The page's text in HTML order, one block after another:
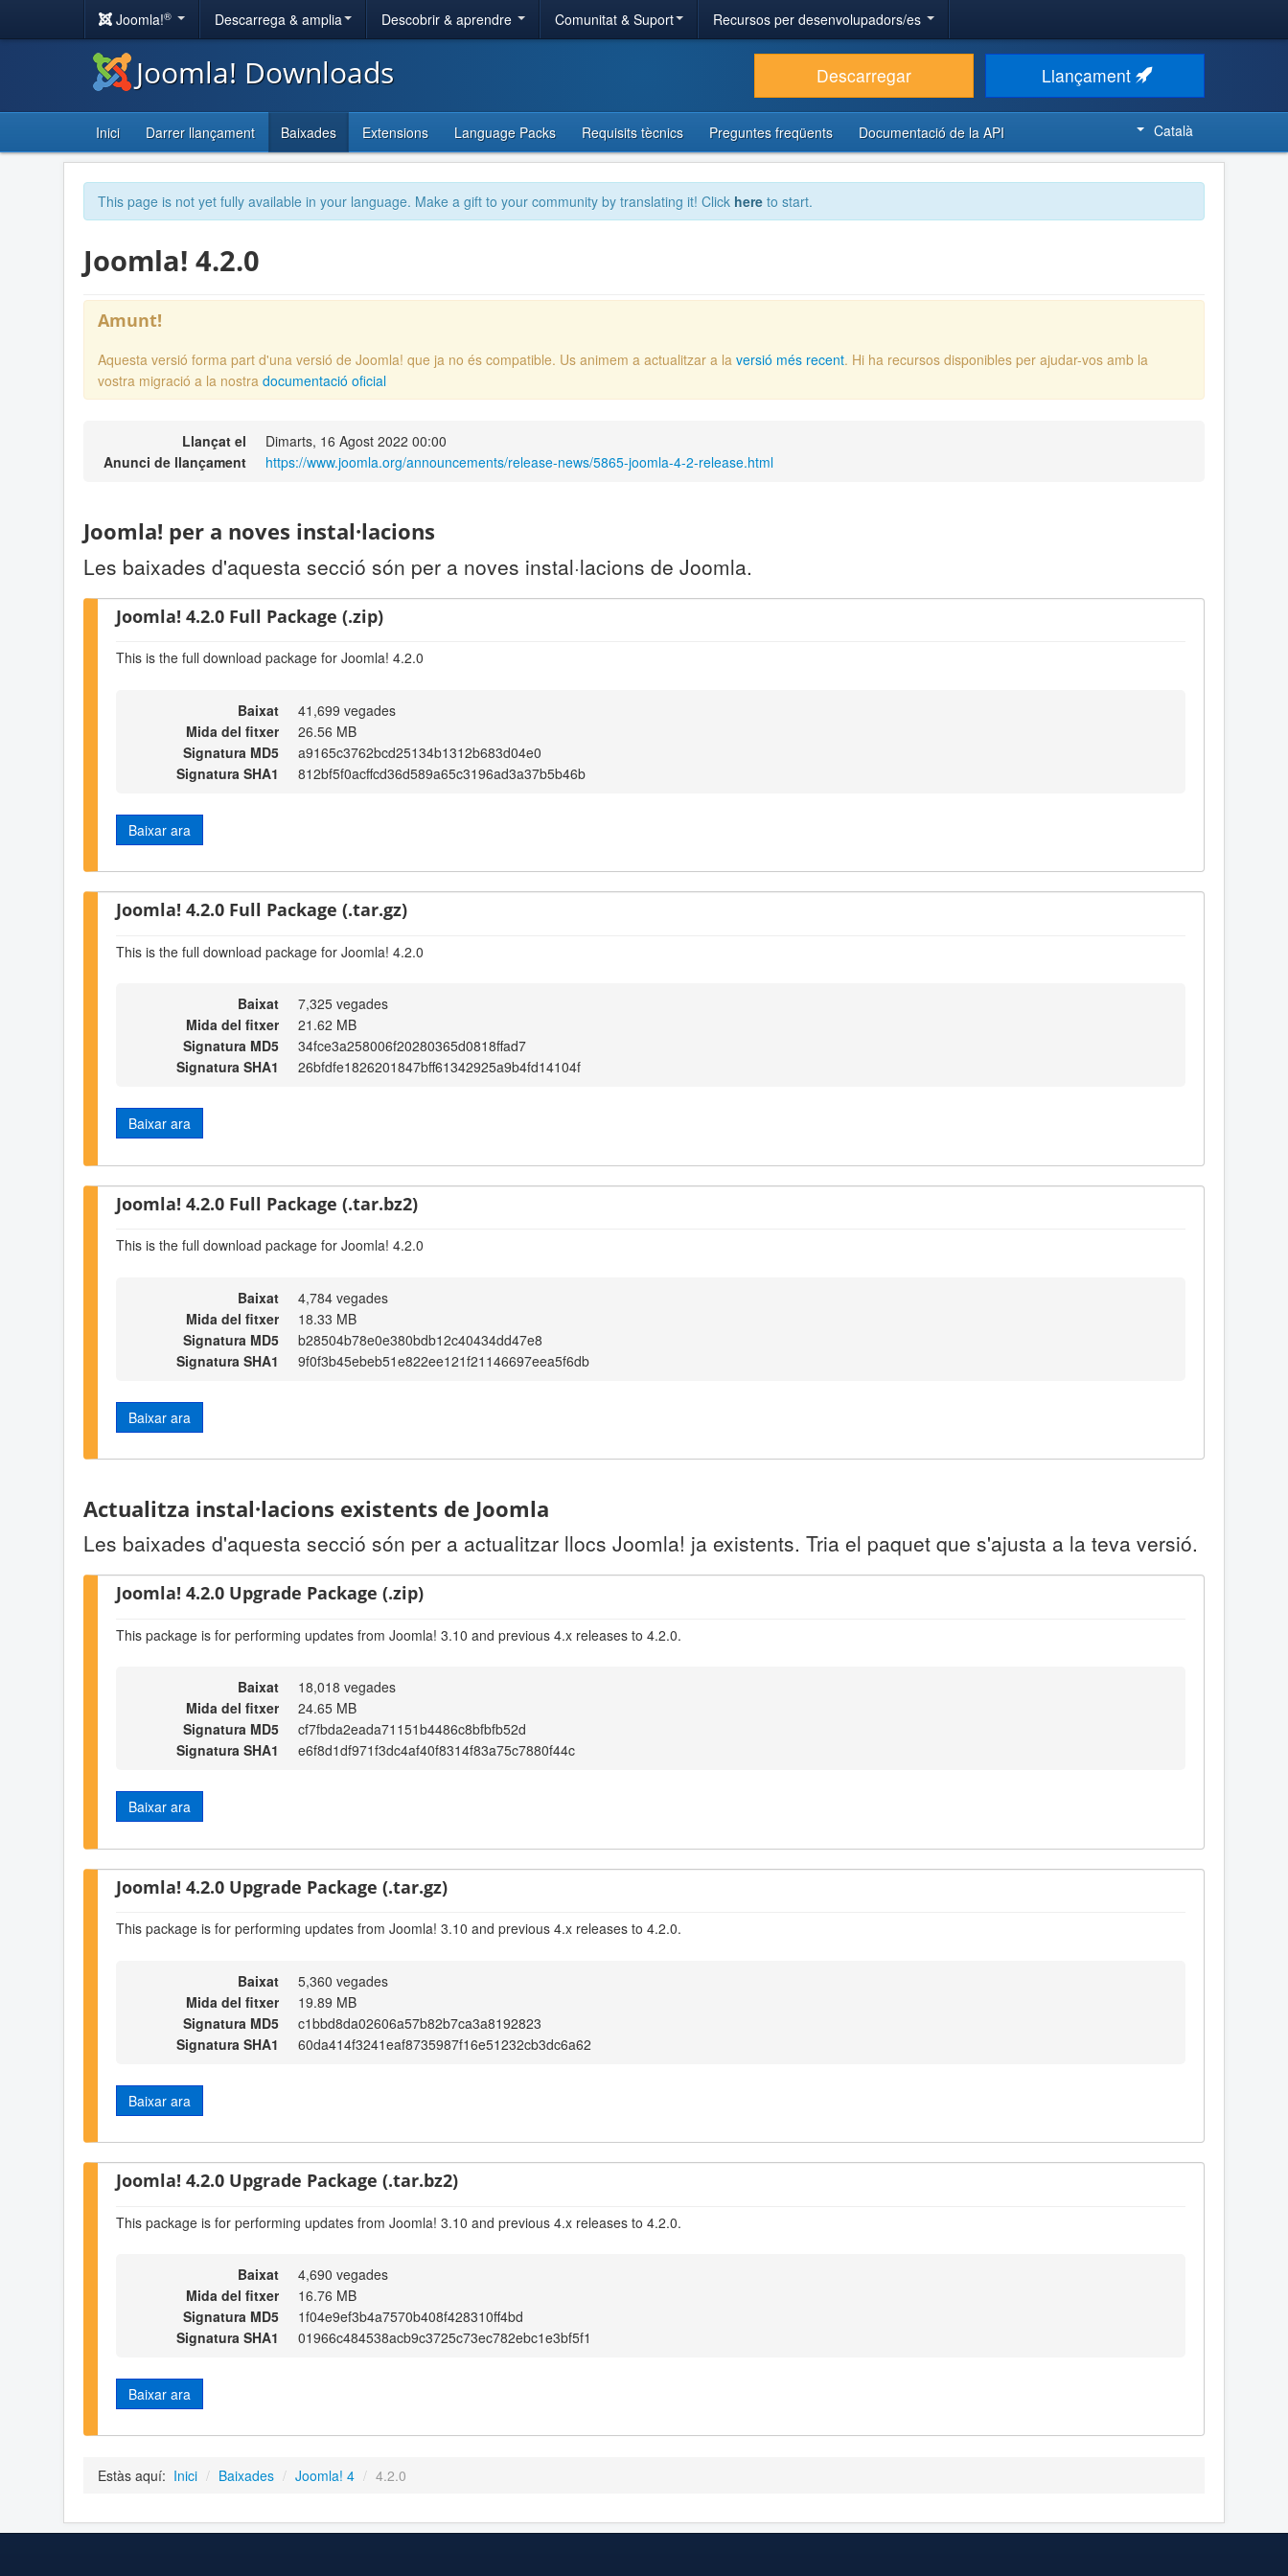
Joomla!® Descarrega & amplia Descobrir & aprendre Comunitat & Suport Recursos per desenvolupadors/es
Joomla! Downloads Descarregar Llançament
Inici Darrer llançament Baixades Extensions Language Packs Requisits tècnics Preguntes freqüents Documentació de la API Català
This page is not yet fully available in your language. Make a gift to your community by translating it! Click here to start.
Joomla! 4.2.0
Amunt!
Aquesta versió forma part d'una versió de Joomla! que ja no és compatible. Us animem a actualitzar a la versió més recent. Hi ha recursos disponibles per ajudar-vos amb la
vostra migració a la nostra documentació oficial
Llançat el
Dimarts, 16 Agost 2022 00:00
Anunci de llançament
https://www.joomla.org/announcements/release-news/5865-joomla-4-2-release.html
Joomla! per a noves instal·lacions
Les baixades d'aquesta secció són per a noves instal·lacions de Joomla.
Joomla! 4.2.0 Full Package (.zip)
This is the full download package for Joomla! 4.2.0
Baixat
41,699 vegades
Mida del fitxer
26.56 MB
Signatura MD5
a9165c3762bcd25134b1312b683d04e0
Signatura SHA1
812bf5f0acffcd36d589a65c3196ad3a37b5b46b
Baixar ara
Joomla! 4.2.0 Full Package (.tar.gz)
This is the full download package for Joomla! 4.2.0
Baixat
7,325 vegades
Mida del fitxer
21.62 MB
Signatura MD5
34fce3a258006f20280365d0818ffad7
Signatura SHA1
26bfdfe1826201847bff61342925a9b4fd14104f
Baixar ara
Joomla! 4.2.0 Full Package (.tar.bz2)
This is the full download package for Joomla! 4.2.0
Baixat
4,784 vegades
Mida del fitxer
18.33 MB
Signatura MD5
b28504b78e0e380bdb12c40434dd47e8
Signatura SHA1
9f0f3b45ebeb51e822ee121f21146697eea5f6db
Baixar ara
Actualitza instal·lacions existents de Joomla
Les baixades d'aquesta secció són per a actualitzar llocs Joomla! ja existents. Tria el paquet que s'ajusta a la teva versió.
Joomla! 4.2.0 Upgrade Package (.zip)
This package is for performing updates from Joomla! 3.10 and previous 4.x releases to 4.2.0.
Baixat
18,018 vegades
Mida del fitxer
24.65 MB
Signatura MD5
cf7fbda2eada71151b4486c8bfbfb52d
Signatura SHA1
e6f8d1df971f3dc4af40f8314f83a75c7880f44c
Baixar ara
Joomla! 4.2.0 Upgrade Package (.tar.gz)
This package is for performing updates from Joomla! 3.10 and previous 4.x releases to 4.2.0.
Baixat
5,360 vegades
Mida del fitxer
19.89 MB
Signatura MD5
c1bbd8da02606a57b82b7ca3a8192823
Signatura SHA1
60da414f3241eaf8735987f16e51232cb3dc6a62
Baixar ara
Joomla! 4.2.0 Upgrade Package (.tar.bz2)
This package is for performing updates from Joomla! 3.10 and previous 4.x releases to 4.2.0.
Baixat
4,690 vegades
Mida del fitxer
16.76 MB
Signatura MD5
1f04e9ef3b4a7570b408f428310ff4bd
Signatura SHA1
01966c484538acb9c3725c73ec782ebc1e3bf5f1
Baixar ara
Estàs aquí: Inici / Baixades / Joomla! 4 / 4.2.0